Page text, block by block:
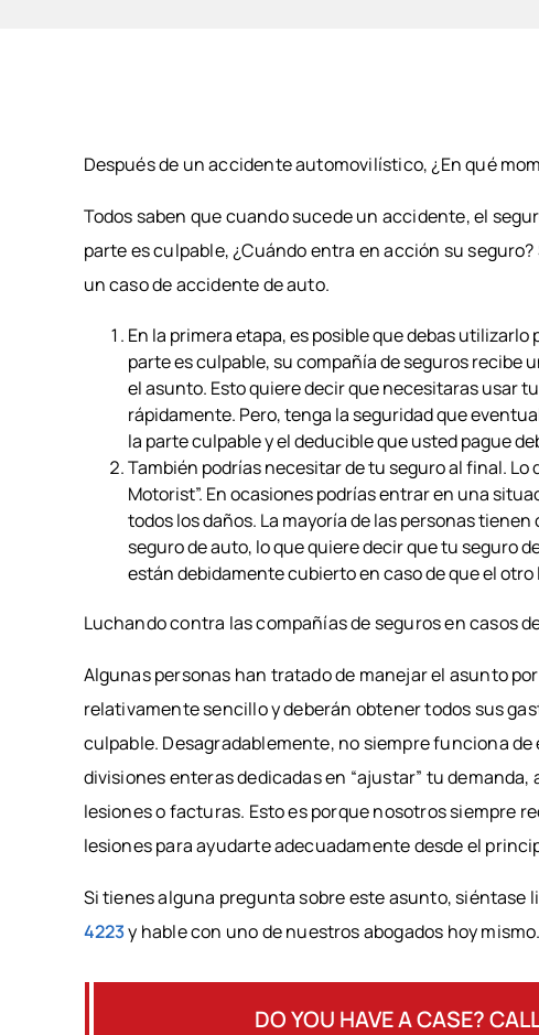
Después de un accidente automovilístico, ¿En qué
Todos saben que cuando sucede un accidente, el
parte es culpable, ¿Cuándo entra en acción su
un caso de accidente de auto.
En la primera etapa, es posible que debas
parte es culpable, su compañía de seguros recibe
el asunto. Esto quiere decir que necesitaras usar
rápidamente. Pero, tenga la seguridad que
la parte culpable y el deducible que usted pague
También podrías necesitar de tu seguro al final.
Motorist”. En ocasiones podrías entrar en una
todos los daños. La mayoría de las personas
seguro de auto, lo que quiere decir que tu seguro
están debidamente cubierto en caso de que el
Luchando contra las compañías de seguros en casos
Algunas personas han tratado de manejar el asunto
relativamente sencillo y deberán obtener todos sus
culpable. Desagradablemente, no siempre funciona
divisiones enteras dedicadas en “ajustar” tu
lesiones o facturas. Esto es porque nosotros siempre
lesiones para ayudarte adecuadamente desde el
Si tienes alguna pregunta sobre este asunto, siéntase
4223y hable con uno de nuestros abogados hoy mismo.
DO YOU HAVE A CASE?